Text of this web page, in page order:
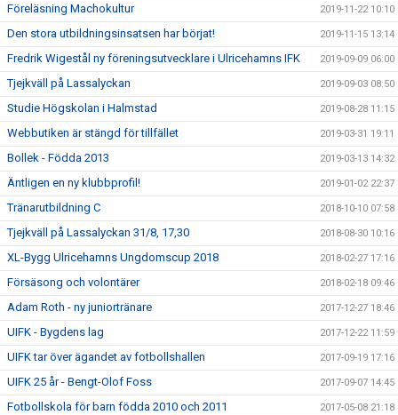
Föreläsning Machokultur 2019-11-22 10:10
Den stora utbildningsinsatsen har börjat! 2019-11-15 13:14
Fredrik Wigestål ny föreningsutvecklare i Ulricehamns IFK 2019-09-09 06:00
Tjejkväll på Lassalyckan 2019-09-03 08:50
Studie Högskolan i Halmstad 2019-08-28 11:15
Webbutiken är stängd för tillfället 2019-03-31 19:11
Bollek - Födda 2013 2019-03-13 14:32
Äntligen en ny klubbprofil! 2019-01-02 22:37
Tränarutbildning C 2018-10-10 07:58
Tjejkväll på Lassalyckan 31/8, 17,30 2018-08-30 10:16
XL-Bygg Ulricehamns Ungdomscup 2018 2018-02-27 17:16
Försäsong och volontärer 2018-02-18 09:46
Adam Roth - ny juniortränare 2017-12-27 18:46
UIFK - Bygdens lag 2017-12-22 11:59
UIFK tar över ägandet av fotbollshallen 2017-09-19 17:16
UIFK 25 år - Bengt-Olof Foss 2017-09-07 14:45
Fotbollskola för barn födda 2010 och 2011 2017-05-08 21:18